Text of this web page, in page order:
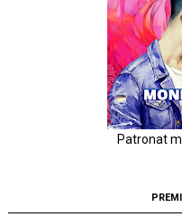
Patronat